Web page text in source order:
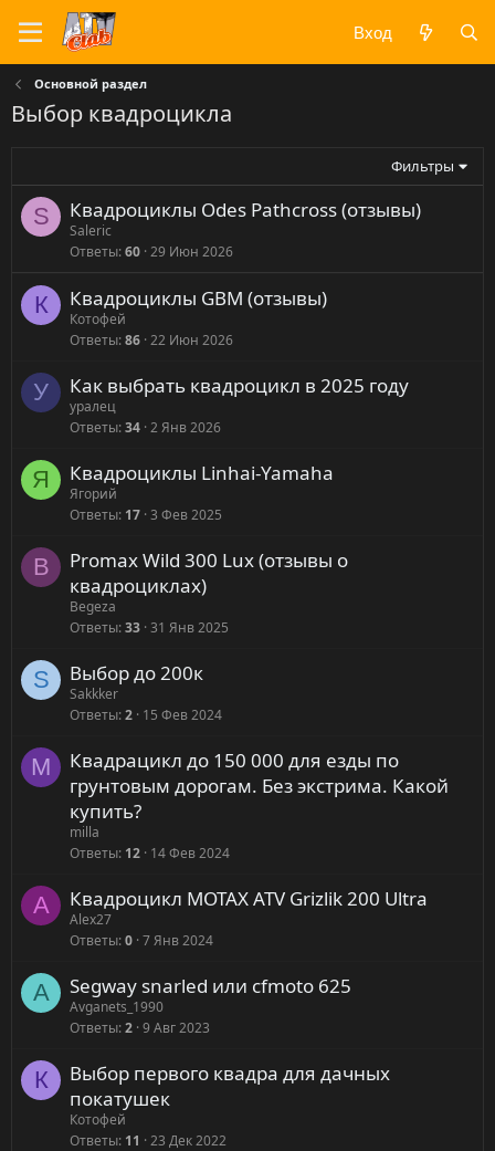
Вход
Основной раздел
Выбор квадроцикла
Фильтры
S Квадроциклы Odes Pathcross (отзывы)
Saleric
Ответы 60 29 Июн 2026
К Квадроциклы GBM (отзывы)
Котофей
Ответы 86 22 Июн 2026
У Как выбрать квадроцикл в 2025 году
уралец
Ответы 34 2 Янв 2026
Я Квадроциклы Linhai-Yamaha
Ягорий
Ответы 17 3 Фев 2025
B
Promax Wild 300 Lux (отзывы о
квадроциклах)
Begeza
Ответы 33 31 Янв 2025
S Выбор до 200к
Sakkker
Ответы 2 15 Фев 2024
M
Квадрацикл до 150 000 для езды по
грунтовым дорогам. Без экстрима. Какой
купить?
milla
Ответы 12 14 Фев 2024
A Квадроцикл MOTAX ATV Grizlik 200 Ultra
Alex27
Ответы 0 7 Янв 2024
A Segway snarled или cfmoto 625
Avganets_1990
Ответы 2 9 Авг 2023
К
Выбор первого квадра для дачных
покатушек
Котофей
Ответы 11 23 Дек 2022